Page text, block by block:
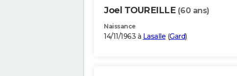
Joel TOUREILLE (60 ans)
Naissance
14/11/1963 à Lasalle (Gard)